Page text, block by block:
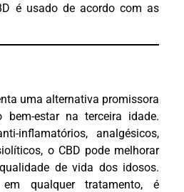
é usado de acordo com as
uma alternativa promissora
estar na terceira idade.
inflamatórios, analgésicos,
o CBD pode melhorar
de vida dos idosos.
qualquer tratamento, é